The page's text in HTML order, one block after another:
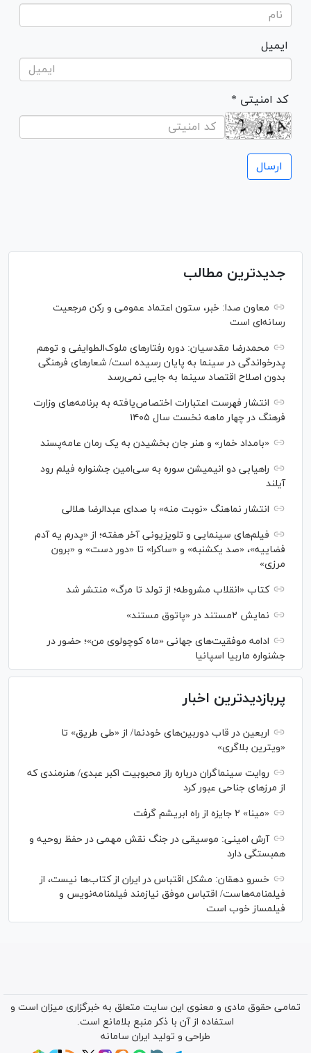
ایمیل
* کد امنیتی
جدیدترین مطالب
معاون صدا: خبر، ستون اعتماد عمومی و رکن مرجعیت
رسانه‌ای است
محمدرضا مقدسیان: دوره رفتارهای ملوک‌الطوایفی و توهم
پدرخواندگی در سینما به پایان رسیده است/ شعارهای فرهنگی
بدون اصلاح اقتصاد سینما به جایی نمی‌رسد
انتشار فهرست اعتبارات اختصاص‌یافته به برنامه‌های وزارت
فرهنگ در چهار ماهه نخست سال ۱۴۰۵
«بامداد خمار» و هنر جان بخشیدن به یک رمان عامه‌پسند
راهیابی دو انیمیشن سوره به سی‌امین جشنواره فیلم رود
آیلند
انتشار نماهنگ «نوبت منه» با صدای عبدالرضا هلالی
فیلم‌های سینمایی و تلویزیونی آخر هفته؛ از «پدرم یه آدم
فضاییه»، «صد یکشنبه» و «ساکرا» تا «دور دست» و «برون
مرزی»
کتاب «انقلاب مشروطه؛ از تولد تا مرگ» منتشر شد
نمایش ۲مستند در «پاتوق مستند»
ادامه موفقیت‌های جهانی «ماه کوچولوی من»؛ حضور در
جشنواره ماربیا اسپانیا
پربازدیدترین اخبار
اربعین در قاب دوربین‌های خودنما/ از «طی طریق» تا
«ویترین بلاگری»
روایت سینماگران درباره راز محبوبیت اکبر عبدی/ هنرمندی که
از مرزهای جناحی عبور کرد
«مینا» ۲ جایزه از راه ابریشم گرفت
آرش امینی: موسیقی در جنگ نقش مهمی در حفظ روحیه و
همبستگی دارد
خسرو دهقان: مشکل اقتباس در ایران از کتاب‌ها نیست، از
فیلمنامه‌هاست/ اقتباس موفق نیازمند فیلمنامه‌نویس و
فیلمساز خوب است
تمامی حقوق مادی و معنوی این سایت متعلق به خبرگزاری میزان است و
استفاده از آن با ذکر منبع بلامانع است.
طراحی و تولید ایران سامانه